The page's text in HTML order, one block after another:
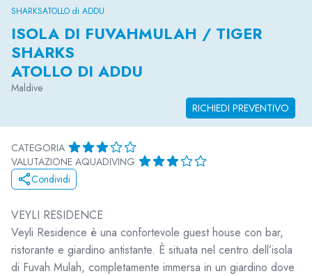
SHARKSATOLLO di ADDU
ISOLA DI FUVAHMULAH / TIGER
SHARKS
ATOLLO DI ADDU
Maldive
RICHIEDI PREVENTIVO
CATEGORIA
VALUTAZIONE AQUADIVING
Condividi
VEYLI RESIDENCE
Veyli Residence è una confortevole guest house con bar,
ristorante e giardino antistante. È situata nel centro dell’isola
di Fuvah Mulah, completamente immersa in un giardino dove